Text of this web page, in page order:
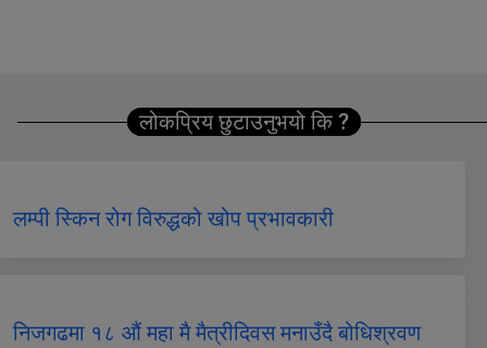
लोकप्रिय छुटाउनुभयो कि ?
लम्पी स्किन रोग विरुद्धको खोप प्रभावकारी
निजगढमा १८ औं महा मै मैत्रीदिवस मनाउँदै बोधिश्रवण